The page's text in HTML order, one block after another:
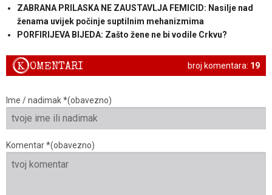
ZABRANA PRILASKA NE ZAUSTAVLJA FEMICID: Nasilje nad
ženama uvijek počinje suptilnim mehanizmima
PORFIRIJEVA BIJEDA: Zašto žene ne bi vodile Crkvu?
broj komentara: 19
KOMENTARI
Ime / nadimak *(obavezno)
Komentar *(obavezno)